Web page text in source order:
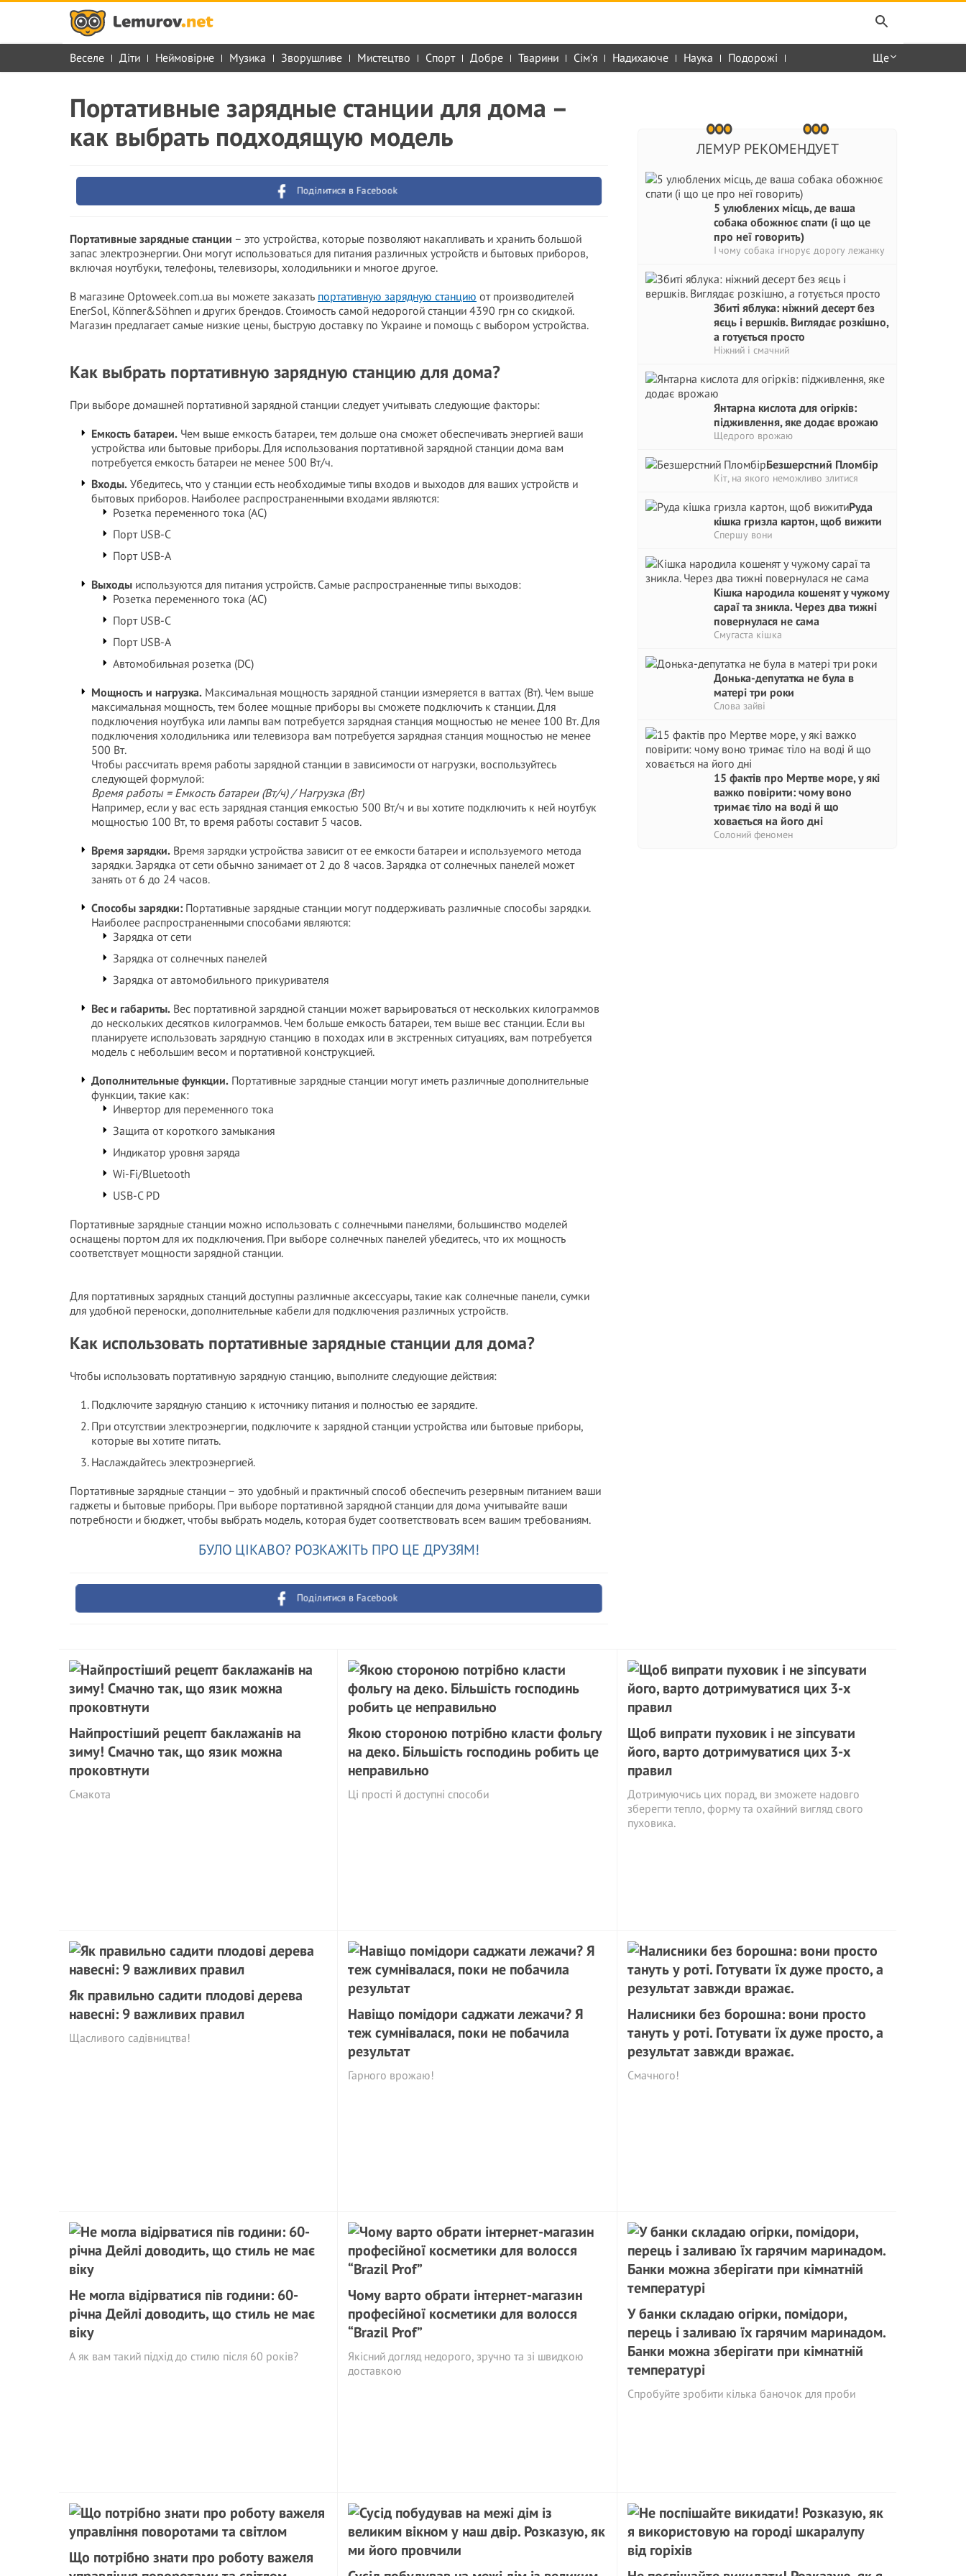
Веселе Діти Неймовірне Музика Зворушливе Мистецтво Спорт Добре Тварини Сім'я Надихаюче Наука Подорожі Ще
ЛЕМУР РЕКОМЕНДУЕТ
5 улюблених місць, де ваша
собака обожнює спати (і що це
про неї говорить)
І чому собака ігнорує дорогу лежанку
Збиті яблука: ніжний десерт без
яєць і вершків. Виглядає розкішно,
а готується просто
Ніжний і смачний
Янтарна кислота для огірків:
підживлення, яке додає врожаю
Щедрого врожаю
Безшерстний Пломбір
Кіт, на якого неможливо злитися
Руда
кішка гризла картон, щоб вижити
Спершу вони
Кішка народила кошенят у чужому
сараї та зникла. Через два тижні
повернулася не сама
Смугаста кішка
Донька-депутатка не була в
матері три роки
Слова зайві
15 фактів про Мертве море, у які
важко повірити: чому воно
тримає тіло на воді й що
ховається на його дні
Солоний феномен
Портативные зарядные станции для дома –
как выбрать подходящую модель
Поділитися в Facebook
Портативные зарядные станции – это устройства, которые позволяют накапливать и хранить большой
запас электроэнергии. Они могут использоваться для питания различных устройств и бытовых приборов,
включая ноутбуки, телефоны, телевизоры, холодильники и многое другое.
В магазине Optoweek.com.ua вы можете заказать портативную зарядную станцию от производителей
EnerSol, Könner&Söhnen и других брендов. Стоимость самой недорогой станции 4390 грн со скидкой.
Магазин предлагает самые низкие цены, быструю доставку по Украине и помощь с выбором устройства.
Как выбрать портативную зарядную станцию для дома?
При выборе домашней портативной зарядной станции следует учитывать следующие факторы:
Емкость батареи. Чем выше емкость батареи, тем дольше она сможет обеспечивать энергией ваши
устройства или бытовые приборы. Для использования портативной зарядной станции дома вам
потребуется емкость батареи не менее 500 Вт/ч.
Входы. Убедитесь, что у станции есть необходимые типы входов и выходов для ваших устройств и
бытовых приборов. Наиболее распространенными входами являются:
Розетка переменного тока (AC)
Порт USB-C
Порт USB-A
Выходы используются для питания устройств. Самые распространенные типы выходов:
Розетка переменного тока (AC)
Порт USB-C
Порт USB-A
Автомобильная розетка (DC)
Мощность и нагрузка. Максимальная мощность зарядной станции измеряется в ваттах (Вт). Чем выше
максимальная мощность, тем более мощные приборы вы сможете подключить к станции. Для
подключения ноутбука или лампы вам потребуется зарядная станция мощностью не менее 100 Вт. Для
подключения холодильника или телевизора вам потребуется зарядная станция мощностью не менее
500 Вт.
Чтобы рассчитать время работы зарядной станции в зависимости от нагрузки, воспользуйтесь
следующей формулой:
Время работы = Емкость батареи (Вт/ч) / Нагрузка (Вт)
Например, если у вас есть зарядная станция емкостью 500 Вт/ч и вы хотите подключить к ней ноутбук
мощностью 100 Вт, то время работы составит 5 часов.
Время зарядки. Время зарядки устройства зависит от ее емкости батареи и используемого метода
зарядки. Зарядка от сети обычно занимает от 2 до 8 часов. Зарядка от солнечных панелей может
занять от 6 до 24 часов.
Способы зарядки: Портативные зарядные станции могут поддерживать различные способы зарядки.
Наиболее распространенными способами являются:
Зарядка от сети
Зарядка от солнечных панелей
Зарядка от автомобильного прикуривателя
Вес и габариты. Вес портативной зарядной станции может варьироваться от нескольких килограммов
до нескольких десятков килограммов. Чем больше емкость батареи, тем выше вес станции. Если вы
планируете использовать зарядную станцию в походах или в экстренных ситуациях, вам потребуется
модель с небольшим весом и портативной конструкцией.
Дополнительные функции. Портативные зарядные станции могут иметь различные дополнительные
функции, такие как:
Инвертор для переменного тока
Защита от короткого замыкания
Индикатор уровня заряда
Wi-Fi/Bluetooth
USB-C PD
Портативные зарядные станции можно использовать с солнечными панелями, большинство моделей
оснащены портом для их подключения. При выборе солнечных панелей убедитесь, что их мощность
соответствует мощности зарядной станции.
Для портативных зарядных станций доступны различные аксессуары, такие как солнечные панели, сумки
для удобной переноски, дополнительные кабели для подключения различных устройств.
Как использовать портативные зарядные станции для дома?
Чтобы использовать портативную зарядную станцию, выполните следующие действия:
Подключите зарядную станцию к источнику питания и полностью ее зарядите.
При отсутствии электроэнергии, подключите к зарядной станции устройства или бытовые приборы,
которые вы хотите питать.
Наслаждайтесь электроэнергией.
Портативные зарядные станции – это удобный и практичный способ обеспечить резервным питанием ваши
гаджеты и бытовые приборы. При выборе портативной зарядной станции для дома учитывайте ваши
потребности и бюджет, чтобы выбрать модель, которая будет соответствовать всем вашим требованиям.
БУЛО ЦІКАВО? РОЗКАЖІТЬ ПРО ЦЕ ДРУЗЯМ!
Поділитися в Facebook
Найпростіший рецепт баклажанів на
зиму! Смачно так, що язик можна
проковтнути
Смакота
Якою стороною потрібно класти фольгу
на деко. Більшість господинь робить це
неправильно
Ці прості й доступні способи
Щоб випрати пуховик і не зіпсувати
його, варто дотримуватися цих 3-х
правил
Дотримуючись цих порад, ви зможете надовго
зберегти тепло, форму та охайний вигляд свого
пуховика.
Як правильно садити плодові дерева
навесні: 9 важливих правил
Щасливого садівництва!
Навіщо помідори саджати лежачи? Я
теж сумнівалася, поки не побачила
результат
Гарного врожаю!
Налисники без борошна: вони просто
тануть у роті. Готувати їх дуже просто, а
результат завжди вражає.
Смачного!
Не могла відірватися пів години: 60-
річна Дейлі доводить, що стиль не має
віку
А як вам такий підхід до стилю після 60 років?
Чому варто обрати інтернет-магазин
професійної косметики для волосся
“Brazil Prof”
Якісний догляд недорого, зручно та зі швидкою
доставкою
У банки складаю огірки, помідори,
перець і заливаю їх гарячим маринадом.
Банки можна зберігати при кімнатній
температурі
Спробуйте зробити кілька баночок для проби
Що потрібно знати про роботу важеля